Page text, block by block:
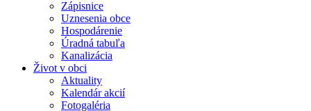
Zápisnice
Uznesenia obce
Hospodárenie
Úradná tabuľa
Kanalizácia
Život v obci
Aktuality
Kalendár akcií
Fotogaléria